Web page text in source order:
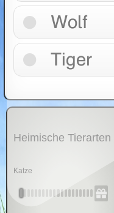
Wolf
Tiger
Heimische Tierarten
Katze